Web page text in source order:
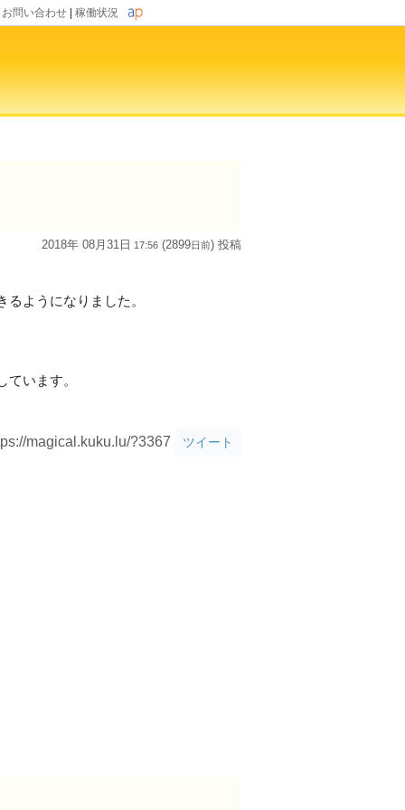
お問い合わせ 稼働状況
2018年 08月31日 17:56 (2899日前) 投稿
ようになりました。
います。
magical.kuku.lu/?3367 ツイート